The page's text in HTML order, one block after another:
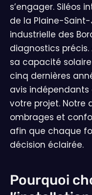
s’engager. Siléos
de la Plaine-
industrielle des
diagnostics
sa capacité
cinq dernières
avis
votre projet. Notre
ombrages et
afin que chaque
décision éclairée.
Pourquoi